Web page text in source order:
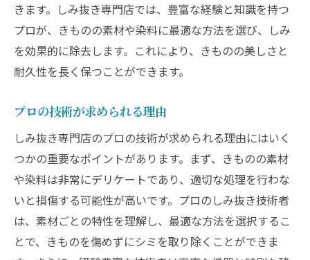
きます。しみ抜き専門店では、豊富な経験と知識を持つ
プロが、きものの素材や染料に最適な方法を選び、しみ
を効果的に除去します。これにより、きものの美しさと
耐久性を長く保つことができます。
プロの技術が求められる理由
しみ抜き専門店のプロの技術が求められる理由にはいく
つかの重要なポイントがあります。まず、きものの素材
や染料は非常にデリケートであり、適切な処理を行わな
いと損傷する可能性が高いです。プロのしみ抜き技術者
は、素材ごとの特性を理解し、最適な方法を選択するこ
とで、きものを傷めずにシミを取り除くことができま